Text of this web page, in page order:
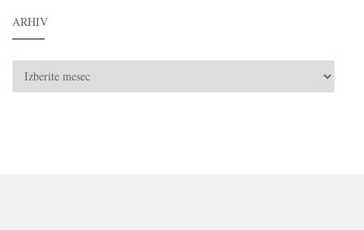
ARHIV
ARHIV